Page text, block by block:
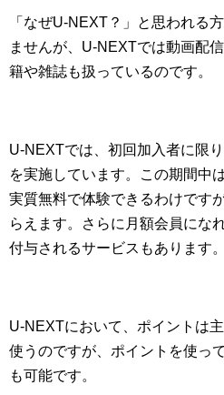
「なぜU-NEXT？」と思われる
ませんが、U-NEXTでは動画配
籍や雑誌も扱っているのです。
U-NEXTでは、初回加入者に限
を実施しています。この期間中
実質無料で体験できるわけです
らえます。さらに月額会員にな
付与されるサービスもあります。
U-NEXTにおいて、ポイントは
使うのですが、ポイントを使っ
も可能です。